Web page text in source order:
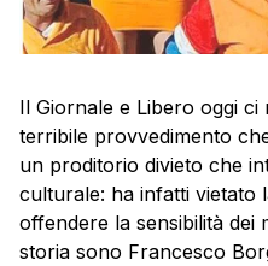
Il Giornale e Libero oggi
terribile provvedimento
un proditorio divieto che
culturale: ha infatti vietato
offendere la sensibilità dei
storia sono Francesco